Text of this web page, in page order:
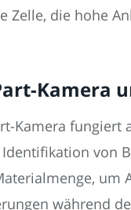
Zelle, die hohe
Kamera
Kamera fungiert
Identifikation von
um
während